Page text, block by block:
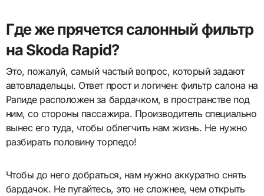
Где же прячется салонный фильтр
на Skoda Rapid?
Это, пожалуй, самый частый вопрос, который задают
автовладельцы. Ответ прост и логичен: фильтр салона на
Рапиде расположен за бардачком, в пространстве под
ним, со стороны пассажира. Производитель специально
вынес его туда, чтобы облегчить нам жизнь. Не нужно
разбирать половину торпедо!
Чтобы до него добраться, нам нужно аккуратно снять
бардачок. Не пугайтесь, это не сложнее, чем открыть